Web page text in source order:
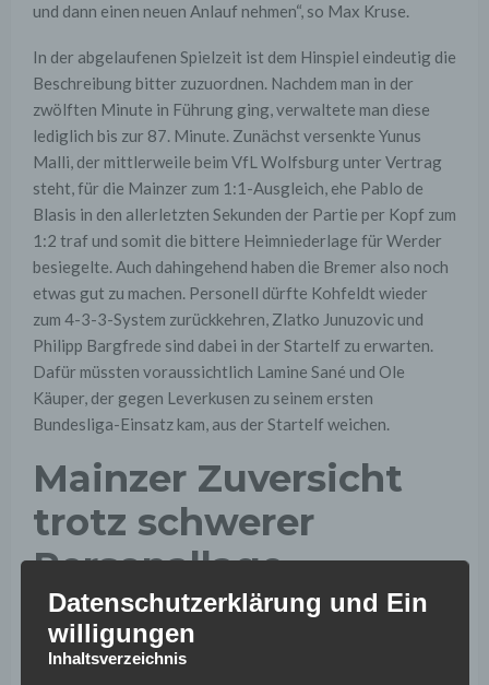
und dann einen neuen Anlauf nehmen“, so Max Kruse.
In der abgelaufenen Spielzeit ist dem Hinspiel eindeutig die
Beschreibung bitter zuzuordnen. Nachdem man in der
zwölften Minute in Führung ging, verwaltete man diese
lediglich bis zur 87. Minute. Zunächst versenkte Yunus
Malli, der mittlerweile beim VfL Wolfsburg unter Vertrag
steht, für die Mainzer zum 1:1-Ausgleich, ehe Pablo de
Blasis in den allerletzten Sekunden der Partie per Kopf zum
1:2 traf und somit die bittere Heimniederlage für Werder
besiegelte. Auch dahingehend haben die Bremer also noch
etwas gut zu machen. Personell dürfte Kohfeldt wieder
zum 4-3-3-System zurückkehren, Zlatko Junuzovic und
Philipp Bargfrede sind dabei in der Startelf zu erwarten.
Dafür müssten voraussichtlich Lamine Sané und Ole
Käuper, der gegen Leverkusen zu seinem ersten
Bundesliga-Einsatz kam, aus der Startelf weichen.
Mainzer Zuversicht
trotz schwerer
Personallage
16 Punkte nach 16 Spielen sind alles andere als eine
zufriedenstellende Ausbeute für den 1. FSV Mainz 05. Nur
Datenschutzerklärung und Ein
willigungen
Inhaltsverzeichnis